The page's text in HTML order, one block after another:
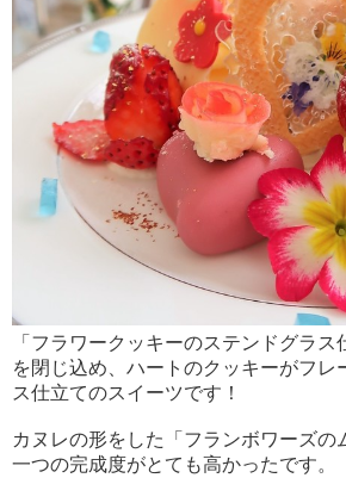
「フラワークッキーのステンドグラ
を閉じ込め、ハートのクッキーがフレ
ス仕立てのスイーツです！
カヌレの形をした「フランボワーズの
一つの完成度がとても高かったです。